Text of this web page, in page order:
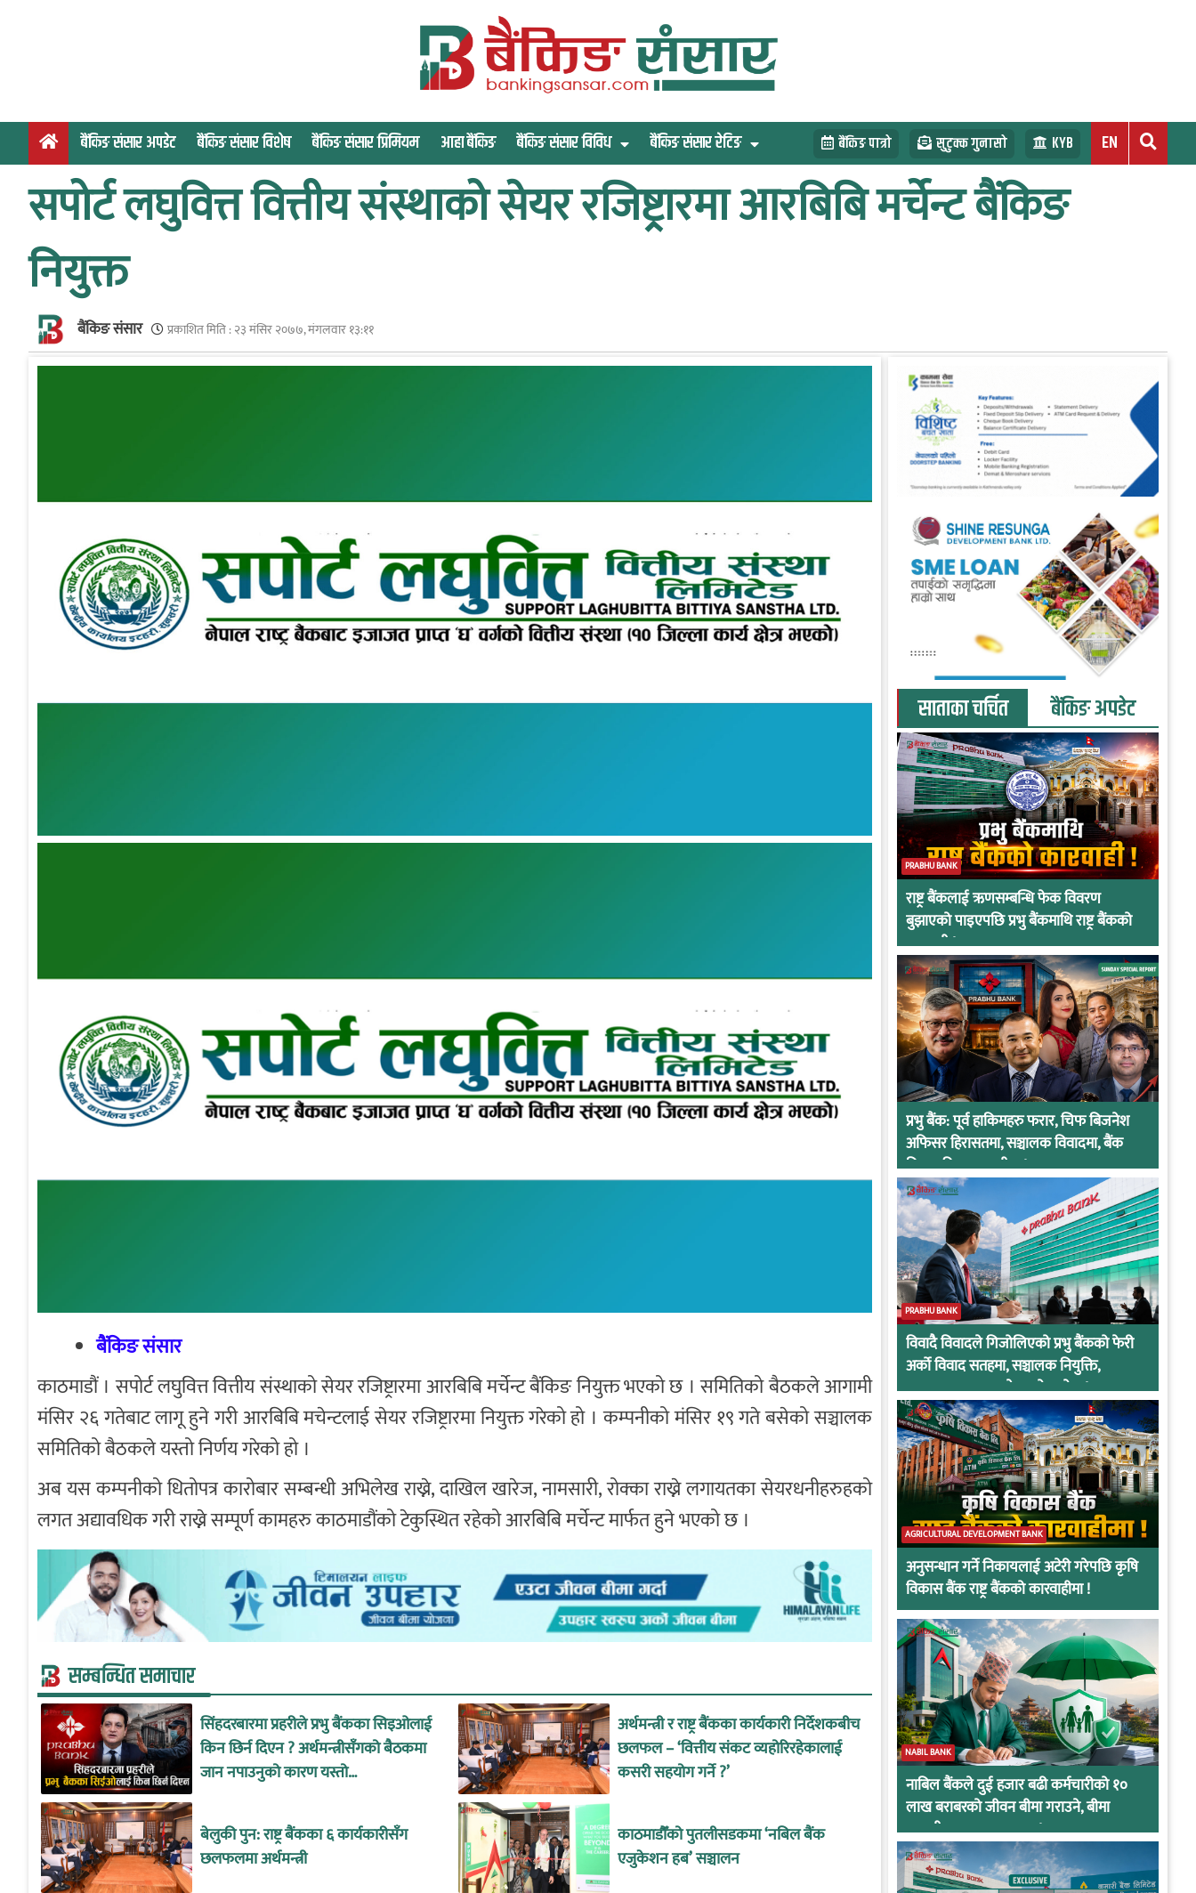
o
बैंकिङ संसार अपडेट बैंकिङ संसार विशेष बैंकिङ संसार प्रिमियम आहा बैंकिङ बैंकिङ संसार विविध बैंकिङ संसार रेटिङ बैंकिङ पात्रो सुटुक्क गुनासो KYB EN
सपोर्ट लघुवित्त वित्तीय संस्थाको सेयर रजिष्ट्रारमा आरबिबि मर्चेन्ट बैंकिङ
नियुक्त
बैंकिङ संसार प्रकाशित मिति :२३ मंसिर २०७७, मंगलवार १३:११
बैंकिङ संसार
काठमाडौं । सपोर्ट लघुवित्त वित्तीय संस्थाको सेयर रजिष्ट्रारमा आरबिबि मर्चेन्ट बैंकिङ नियुक्त भएको छ । समितिको बैठकले आगामी
मंसिर २६ गतेबाट लागू हुने गरी आरबिबि मचेन्टलाई सेयर रजिष्ट्रारमा नियुक्त गरेको हो । कम्पनीको मंसिर १९ गते बसेको सञ्चालक
समितिको बैठकले यस्तो निर्णय गरेको हो ।
अब यस कम्पनीको धितोपत्र कारोबार सम्बन्धी अभिलेख राख्ने, दाखिल खारेज, नामसारी, रोक्का राख्ने लगायतका सेयरधनीहरुहको
लगत अद्यावधिक गरी राख्ने सम्पूर्ण कामहरु काठमाडौंको टेकुस्थित रहेको आरबिबि मर्चेन्ट मार्फत हुने भएको छ ।
सम्बन्धित समाचार
सिंहदरबारमा प्रहरीले प्रभु बैंकका सिइओलाई
किन छिर्न दिएन ? अर्थमन्त्रीसँगको बैठकमा
जान नपाउनुको कारण यस्तो…
अर्थमन्त्री र राष्ट्र बैंकका कार्यकारी निर्देशकबीच
छलफल – ‘वित्तीय संकट व्यहोरिरहेकालाई
कसरी सहयोग गर्ने ?’
बेलुकी पुन: राष्ट्र बैंकका ६ कार्यकारीसँग
छलफलमा अर्थमन्त्री
काठमाडौँको पुतलीसडकमा ‘नबिल बैंक
एजुकेशन हब’ सञ्चालन
साताका चर्चित बैंकिङ अपडेट
PRABHU BANK
राष्ट्र बैंकलाई ऋणसम्बन्धि फेक विवरण
बुझाएको पाइएपछि प्रभु बैंकमाथि राष्ट्र बैंकको
कारवाही !
प्रभु बैंक: पूर्व हाकिमहरु फरार, चिफ बिजनेश
अफिसर हिरासतमा, सञ्चालक विवादमा, बैंक
नियामकीय कारवाहीमा !
PRABHU BANK
विवादै विवादले गिजोलिएको प्रभु बैंकको फेरी
अर्को विवाद सतहमा, सञ्चालक नियुक्ति,
अनुसन्धान र सरुवाले तात्यो माहोल !
AGRICULTURAL DEVELOPMENT BANK
अनुसन्धान गर्ने निकायलाई अटेरी गरेपछि कृषि
विकास बैंक राष्ट्र बैंकको कारवाहीमा !
NABIL BANK
नाबिल बैंकले दुई हजार बढी कर्मचारीको १०
लाख बराबरको जीवन बीमा गराउने, बीमा
कम्पनीबाट प्रस्ताव आह्वान !